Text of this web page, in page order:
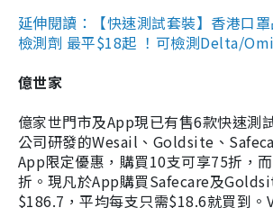
延伸閱讀：【快速測試套裝】香港口
檢測劑 最平$18起 ！可檢測Delta/
億世家
億家世門市及App現已有售6款快速測
公司研發的Wesail、Goldsite、
App限定優惠，購買10支可享75折，
折。現凡於App購買Safecare及
$186.7，平均每支只需$18.6就買到。